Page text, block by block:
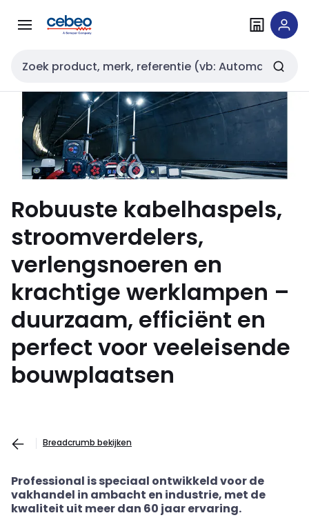
naar
naar
Zoekveld invoer
Robuuste kabelhaspels,
stroomverdelers,
verlengsnoeren en
krachtige werklampen –
duurzaam, efficiënt en
perfect voor veeleisende
bouwplaatsen
Breadcrumb bekijken
Professional is speciaal ontwikkeld voor de
vakhandel in ambacht en industrie, met de
kwaliteit uit meer dan 60 jaar ervaring.